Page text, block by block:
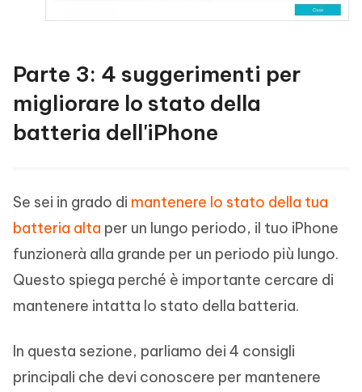
Parte 3: 4 suggerimenti per
migliorare lo stato della
batteria dell'iPhone
Se sei in grado di mantenere lo stato della tua
batteria alta per un lungo periodo, il tuo iPhone
funzionerà alla grande per un periodo più lungo.
Questo spiega perché è importante cercare di
mantenere intatta lo stato della batteria.
In questa sezione, parliamo dei 4 consigli
principali che devi conoscere per mantenere